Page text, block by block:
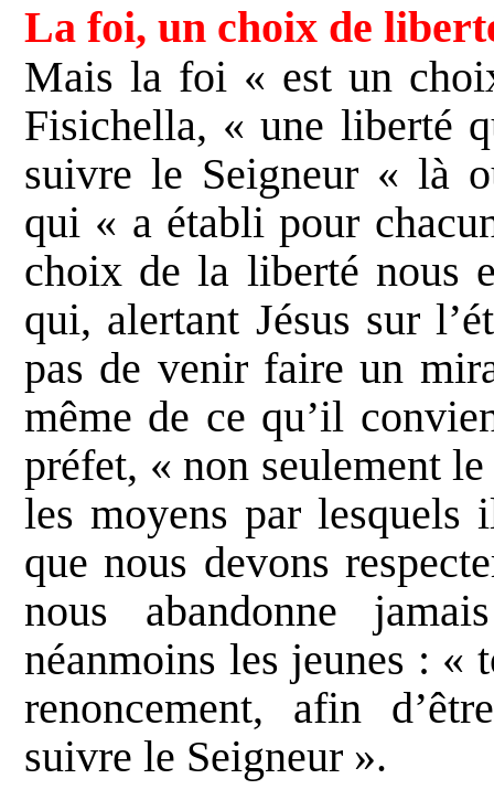
La foi, un choix de
Mais la foi « est un
Fisichella, « une liberté
suivre le Seigneur « là
qui « a établi pour
choix de la liberté nous
qui, alertant Jésus sur
pas de venir faire un
même de ce qu’il
préfet, « non seulement
les moyens par lesquels
que nous devons
nous abandonne
néanmoins les jeunes : «
renoncement, afin
suivre le Seigneur ».